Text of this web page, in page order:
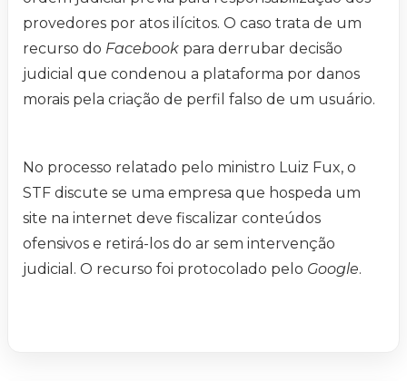
provedores por atos ilícitos. O caso trata de um
recurso do Facebook para derrubar decisão
judicial que condenou a plataforma por danos
morais pela criação de perfil falso de um usuário.
No processo relatado pelo ministro Luiz Fux, o
STF discute se uma empresa que hospeda um
site na internet deve fiscalizar conteúdos
ofensivos e retirá-los do ar sem intervenção
judicial. O recurso foi protocolado pelo Google.